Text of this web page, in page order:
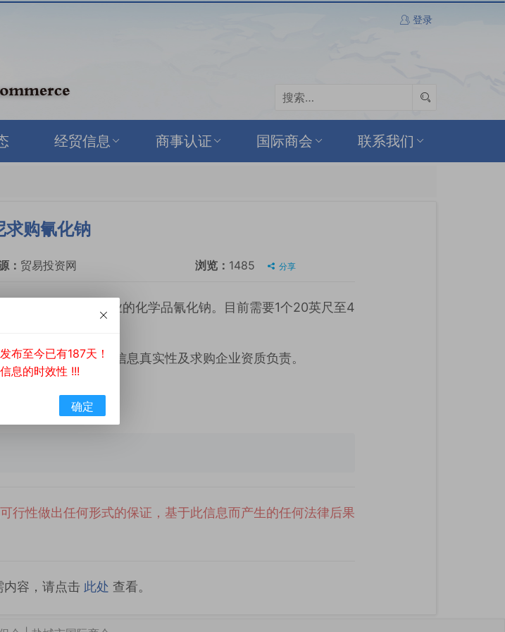
登录
经贸信息 商事认证 国际商会 联系我们
求购氰化钠
： 贸易投资网 浏览： 1485 分享
求，寻求用于矿业的化学品氰化钠。目前需要1个20英尺至4
及本平台不对该信息真实性及求购企业资质负责。
行性做出任何形式的保证，基于此信息而产生的任何法律后果
容，请点击 此处 查看。
布至今已有187天！
息的时效性 !!!
确定